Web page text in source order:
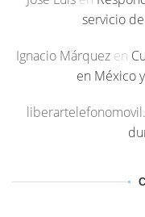
servicio
Ignacio Márquez en
en México